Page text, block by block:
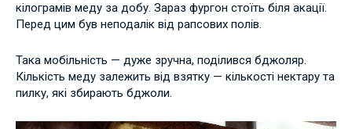
кілограмів меду за добу. Зараз фургон стоїть біля акації.
Перед цим був неподалік від рапсових полів.
Така мобільність — дуже зручна, поділився бджоляр.
Кількість меду залежить від взятку — кількості нектару та
пилку, які збирають бджоли.